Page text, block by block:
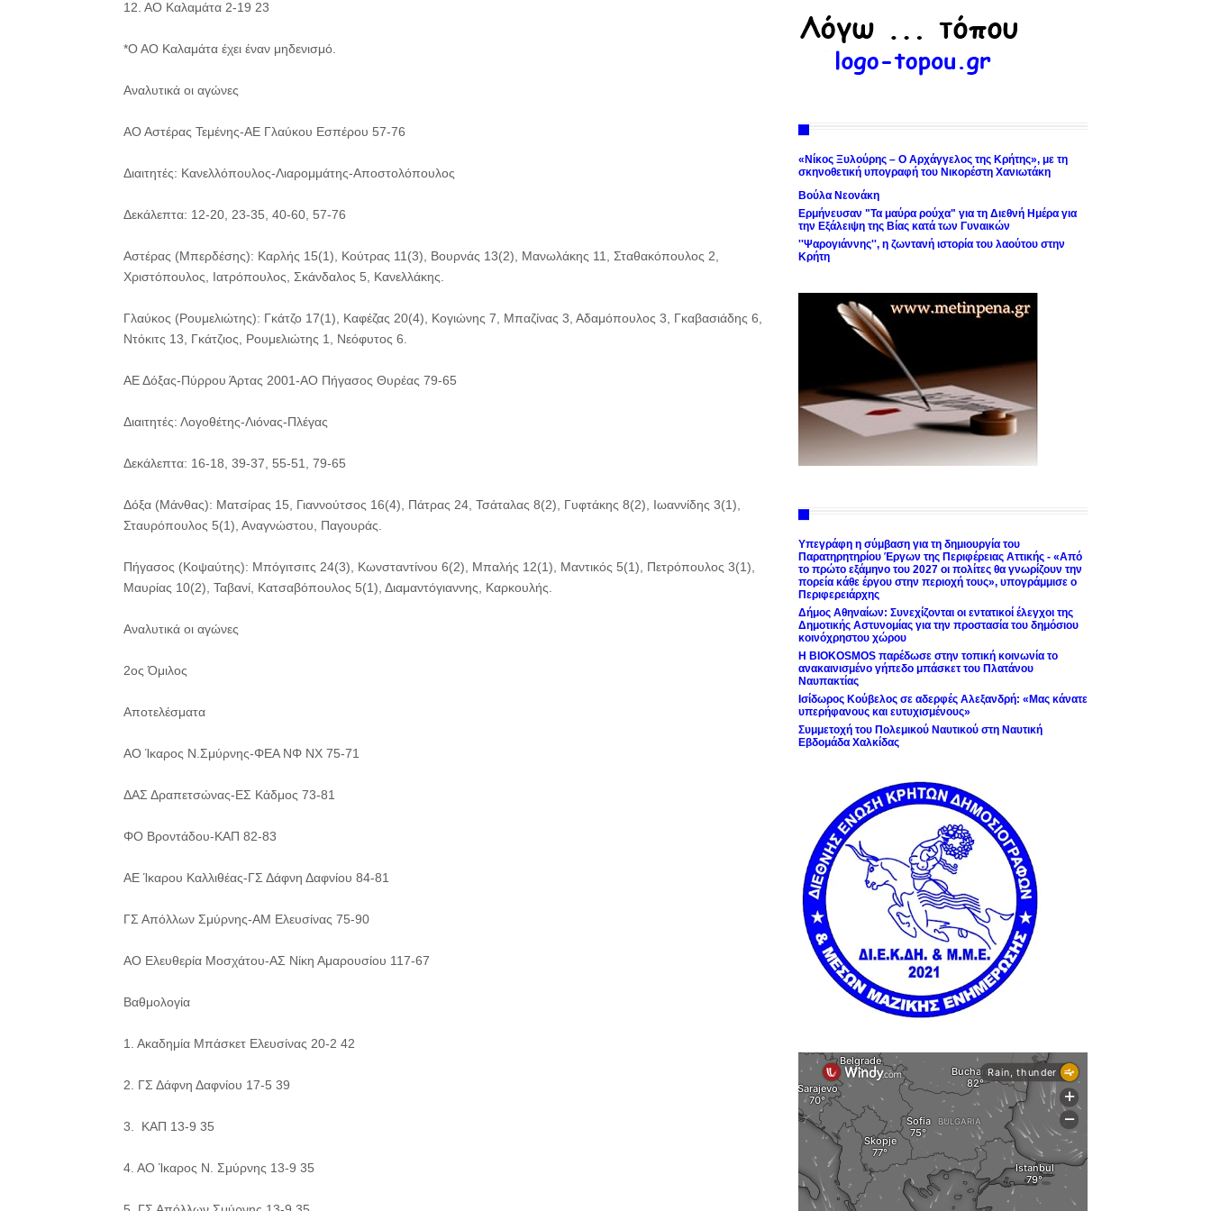
12. ΑΟ Καλαμάτα 2-19 23
*Ο ΑΟ Καλαμάτα έχει έναν μηδενισμό.
Αναλυτικά οι αγώνες
ΑΟ Αστέρας Τεμένης-ΑΕ Γλαύκου Εσπέρου 57-76
Διαιτητές: Κανελλόπουλος-Λιαρομμάτης-Αποστολόπουλος
Δεκάλεπτα: 12-20, 23-35, 40-60, 57-76
Αστέρας (Μπερδέσης): Καρλής 15(1), Κούτρας 11(3), Βουρνάς 13(2), Μανωλάκης 11, Σταθακόπουλος 2,
Χριστόπουλος, Ιατρόπουλος, Σκάνδαλος 5, Κανελλάκης.
Γλαύκος (Ρουμελιώτης): Γκάτζο 17(1), Καφέζας 20(4), Κογιώνης 7, Μπαζίνας 3, Αδαμόπουλος 3, Γκαβασιάδης 6,
Ντόκιτς 13, Γκάτζιος, Ρουμελιώτης 1, Νεόφυτος 6.
ΑΕ Δόξας-Πύρρου Άρτας 2001-ΑΟ Πήγασος Θυρέας 79-65
Διαιτητές: Λογοθέτης-Λιόνας-Πλέγας
Δεκάλεπτα: 16-18, 39-37, 55-51, 79-65
Δόξα (Μάνθας): Ματσίρας 15, Γιαννούτσος 16(4), Πάτρας 24, Τσάταλας 8(2), Γυφτάκης 8(2), Ιωαννίδης 3(1),
Σταυρόπουλος 5(1), Αναγνώστου, Παγουράς.
Πήγασος (Κοψαύτης): Μπόγιτσιτς 24(3), Κωνσταντίνου 6(2), Μπαλής 12(1), Μαντικός 5(1), Πετρόπουλος 3(1),
Μαυρίας 10(2), Ταβανί, Κατσαβόπουλος 5(1), Διαμαντόγιαννης, Καρκουλής.
Αναλυτικά οι αγώνες
2ος Όμιλος
Αποτελέσματα
ΑΟ Ίκαρος Ν.Σμύρνης-ΦΕΑ ΝΦ ΝΧ 75-71
ΔΑΣ Δραπετσώνας-ΕΣ Κάδμος 73-81
ΦΟ Βροντάδου-ΚΑΠ 82-83
ΑΕ Ίκαρου Καλλιθέας-ΓΣ Δάφνη Δαφνίου 84-81
ΓΣ Απόλλων Σμύρνης-ΑΜ Ελευσίνας 75-90
ΑΟ Ελευθερία Μοσχάτου-ΑΣ Νίκη Αμαρουσίου 117-67
Βαθμολογία
1. Ακαδημία Μπάσκετ Ελευσίνας 20-2 42
2. ΓΣ Δάφνη Δαφνίου 17-5 39
3. ΚΑΠ 13-9 35
4. ΑΟ Ίκαρος Ν. Σμύρνης 13-9 35
«Νίκος Ξυλούρης – Ο Αρχάγγελος της Κρήτης», με τη
σκηνοθετική υπογραφή του Νικορέστη Χανιωτάκη
Βούλα Νεονάκη
Ερμήνευσαν "Τα μαύρα ρούχα" για τη Διεθνή Ημέρα για
την Εξάλειψη της Βίας κατά των Γυναικών
''Ψαρογιάννης'', η ζωντανή ιστορία του λαούτου στην
Κρήτη
Υπεγράφη η σύμβαση για τη δημιουργία του
Παρατηρητηρίου Έργων της Περιφέρειας Αττικής - «Από
το πρώτο εξάμηνο του 2027 οι πολίτες θα γνωρίζουν την
πορεία κάθε έργου στην περιοχή τους», υπογράμμισε ο
Περιφερειάρχης
Δήμος Αθηναίων: Συνεχίζονται οι εντατικοί έλεγχοι της
Δημοτικής Αστυνομίας για την προστασία του δημόσιου
κοινόχρηστου χώρου
Η BIOKOSMOS παρέδωσε στην τοπική κοινωνία το
ανακαινισμένο γήπεδο μπάσκετ του Πλατάνου
Ναυπακτίας
Ισίδωρος Κούβελος σε αδερφές Αλεξανδρή: «Μας κάνατε
υπερήφανους και ευτυχισμένους»
Συμμετοχή του Πολεμικού Ναυτικού στη Ναυτική
Εβδομάδα Χαλκίδας